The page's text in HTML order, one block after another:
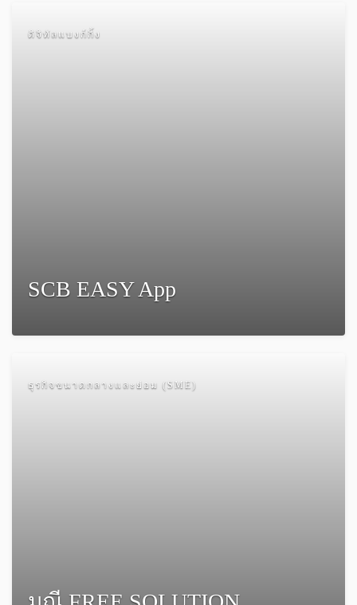
ดิจิทัลแบงก์กิ้ง
SCB EASY App
ธุรกิจขนาดกลางและย่อม (SME)